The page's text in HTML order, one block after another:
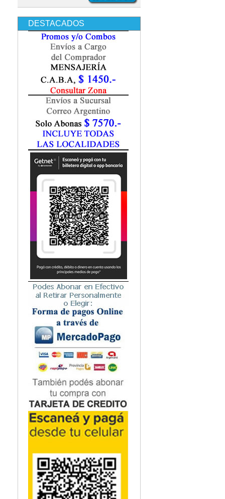
Enfermería
Epidemiología
Farmacia / Farmacología
Fisiatría / Kinesiología
Fisiología / Fisiopatología
Fonoaudiología
Gastroenterología
Geriatría
Ginecología / Obstetricia
Hematología
Histología
Homeopatía
Infectología
Inmunología
Instrumentación Quirurgica
Medicina del Deporte / Rehabilitación
Medicina Emergencias / Urgencias
Medicina Forense / Legal
Medicina General
Medicina Interna
Microbiología
Nefrología
Neonatología / Pediatría
Neumología
Neuroanatomía / Neurociencia
Neurocirugía
Neurología
Nutrición
Odontología
Oftalmología
Oncología / Cuidados Paliativos
Ortopedía / Traumatología
Osteopatía
Otorrinolaringología
Podología
Psicología
Psiquiatría
Química
DESTACADOS